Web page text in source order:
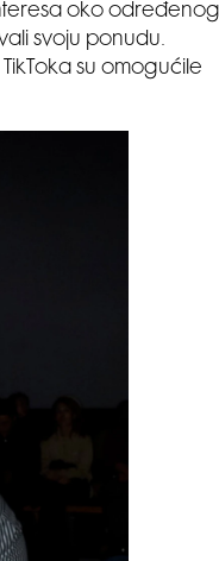
oko određenog
svoju ponudu.
su omogućile